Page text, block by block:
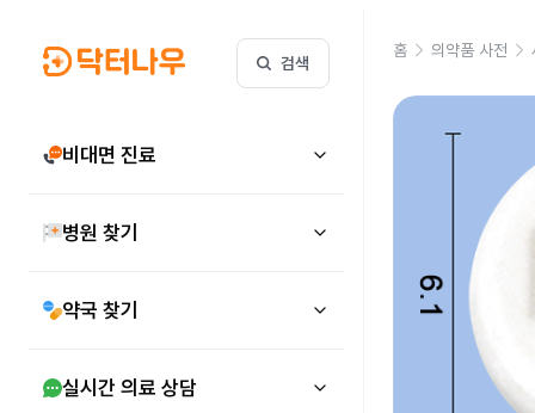
검색
비대면 진료
병원 찾기
약국 찾기
실시간 의료 상담
홈 의약품 사전